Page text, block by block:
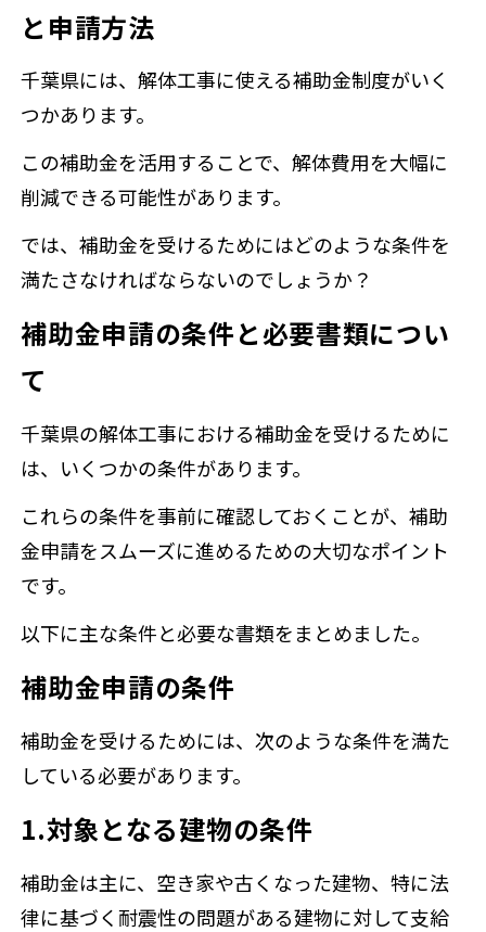
と申請方法
千葉県には、解体工事に使える補助金制度がいく
つかあります。
この補助金を活用することで、解体費用を大幅に
削減できる可能性があります。
では、補助金を受けるためにはどのような条件を
満たさなければならないのでしょうか？
補助金申請の条件と必要書類につい
て
千葉県の解体工事における補助金を受けるために
は、いくつかの条件があります。
これらの条件を事前に確認しておくことが、補助
金申請をスムーズに進めるための大切なポイント
です。
以下に主な条件と必要な書類をまとめました。
補助金申請の条件
補助金を受けるためには、次のような条件を満た
している必要があります。
1.対象となる建物の条件
補助金は主に、空き家や古くなった建物、特に法
律に基づく耐震性の問題がある建物に対して支給